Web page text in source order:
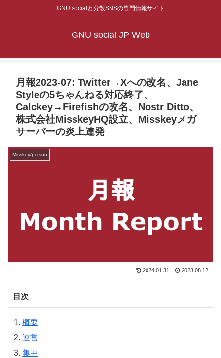
GNU socialと分散SNSの専門情報サイト
GNU social JP Web
月報2023-07: Twitter→Xへの改名、Jane
Styleの5ちゃんねる対応終了、
Calckey→Firefishの改名、Nostr Ditto、
株式会社MisskeyHQ設立、Misskeyメガ
サーバーの炎上連発
Misskey/person
2024.01.31 2023.08.12
目次
概要
運営
集中